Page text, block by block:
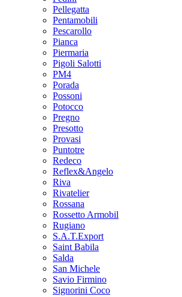
Pellegatta
Pentamobili
Pescarollo
Pianca
Piermaria
Pigoli Salotti
PM4
Porada
Possoni
Potocco
Pregno
Presotto
Provasi
Puntotre
Redeco
Reflex&Angelo
Riva
Rivatelier
Rossana
Rossetto Armobil
Rugiano
S.A.T.Export
Saint Babila
Salda
San Michele
Savio Firmino
Signorini Coco